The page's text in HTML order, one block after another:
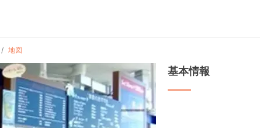
地図
基本情報